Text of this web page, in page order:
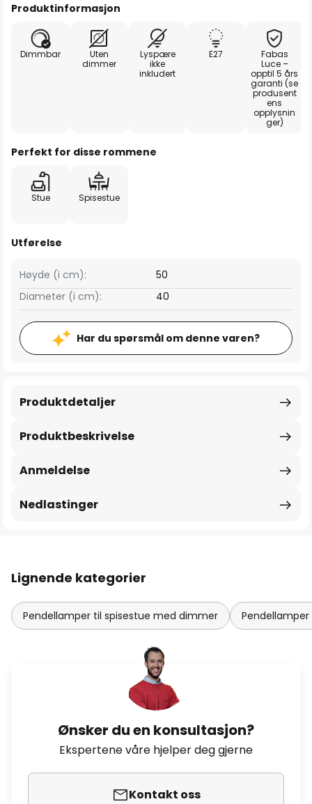
Produktinformasjon
Dimmbar
Uten
dimmer
Lyspære
ikke
inkludert
E27
Fabas
Luce –
opptil 5 års
garanti (se
produsent
ens
opplysnin
ger)
Perfekt for disse rommene
Stue Spisestue
Utførelse
Høyde (i cm):
50
Diameter (i cm):
40
Har du spørsmål om denne varen?
Produktbeskrivelse
Produktdetaljer
Anmeldelse
Nedlastinger
Lignende kategorier
Pendellamper til spisestue med dimmer
Ønsker du en konsultasjon?
Ekspertene våre hjelper deg gjerne
Kontakt oss